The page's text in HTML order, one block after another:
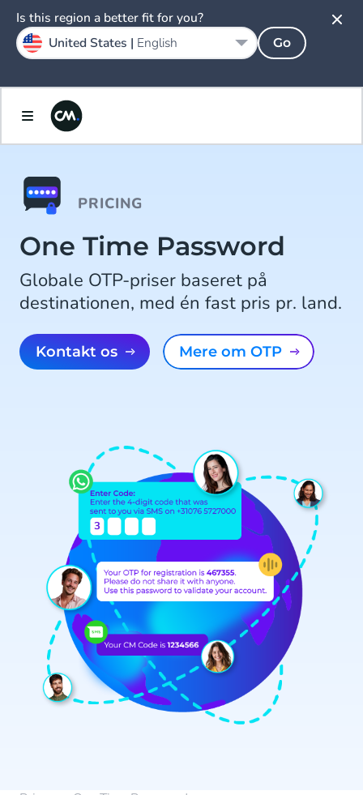
PRICING
One Time Password
Globale OTP-priser baseret på
destinationen, med én fast pris pr. land.
Kontakt os Mere om OTP
Is this region a better fit for you?
United States | English Go